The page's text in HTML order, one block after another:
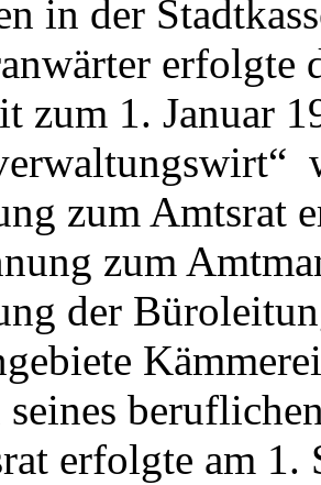
in der
erfolgte
zum 1. Januar
zum Amtsrat
zum
der
seines
erfolgte am 1.